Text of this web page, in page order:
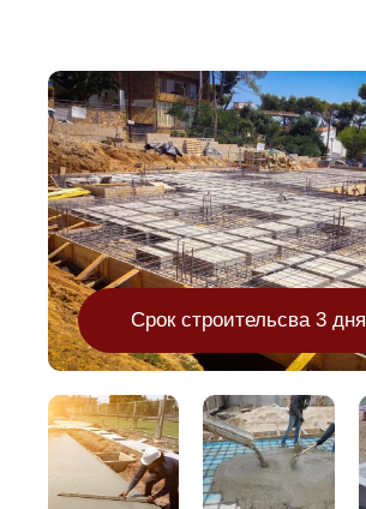
Срок строительсва 3 дня